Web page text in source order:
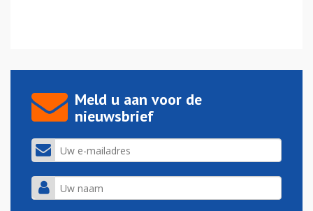
Meld u aan voor de
nieuwsbrief